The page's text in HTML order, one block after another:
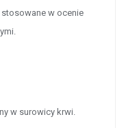
w ocenie
w surowicy krwi.